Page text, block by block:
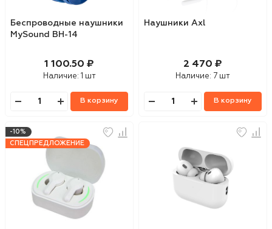
Беспроводные наушники
MySound BH-14
1 100.50 ₽
Наличие: 1 шт
В корзину
Наушники Axl
2 470 ₽
Наличие: 7 шт
В корзину
-10%
СПЕЦПРЕДЛОЖЕНИЕ